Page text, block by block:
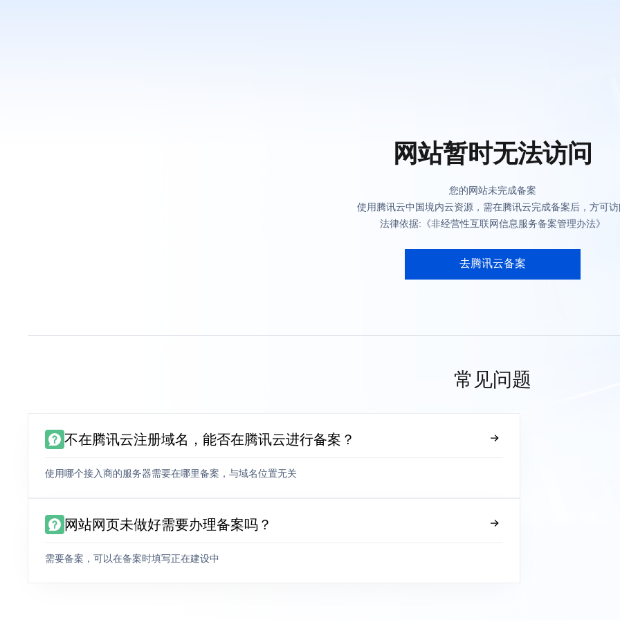
网站暂时无法访问
您的网站未完成备案
使用腾讯云中国境内云资源，需在腾讯云完成备案后，方可
法律依据:《非经营性互联网信息服务备案管理办法》
去腾讯云备案
常见问题
不在腾讯云注册域名，能否在腾讯云进行备案？
使用哪个接入商的服务器需要在哪里备案，与域名位置无关
网站网页未做好需要办理备案吗？
需要备案，可以在备案时填写正在建设中